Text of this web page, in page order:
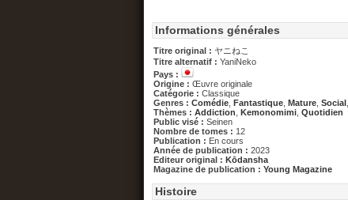
Informations générales
Titre original : ヤニねこ
Titre alternatif : YaniNeko
Pays :
Origine : Œuvre originale
Catégorie : Classique
Genres : Comédie Fantastique Mature Social
Thèmes : Addiction Kemonomimi Quotidien
Public visé : Seinen
Nombre de tomes : 12
Publication : En cours
Année de publication : 2023
Editeur original : Kōdansha
Magazine de publication : Young Magazine
Histoire